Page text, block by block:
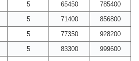
5 65450
785400
5 71400
856800
5 77350
928200
5 83300
999600